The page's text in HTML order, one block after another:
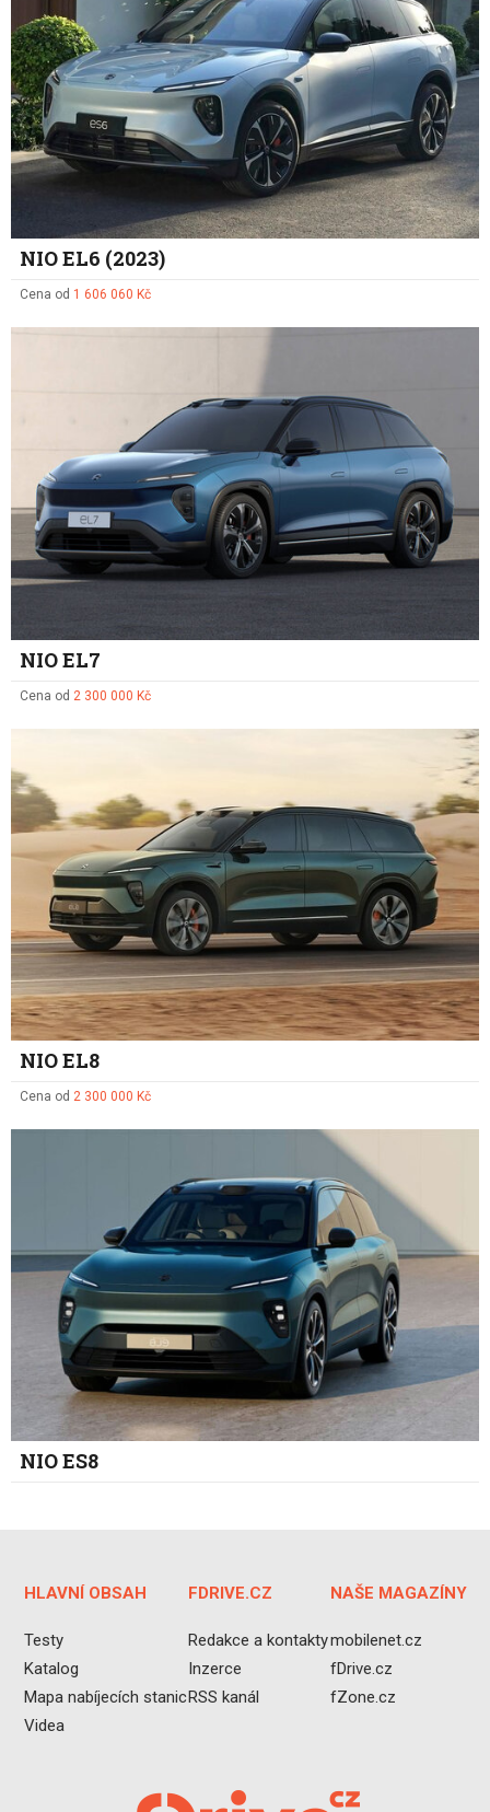
NIO EL6 (2023)
Cena od 1 606 060 Kč
NIO EL7
Cena od 2 300 000 Kč
NIO EL8
Cena od 2 300 000 Kč
NIO ES8
HLAVNÍ OBSAH
Testy
Katalog
Mapa nabíjecích stanic
Videa
FDRIVE.CZ
Redakce a kontakty
Inzerce
RSS kanál
NAŠE MAGAZÍNY
mobilenet.cz
fDrive.cz
fZone.cz